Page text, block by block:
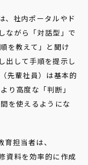
、社内ポータルやド
ながら「対話型」で
を教えて」と聞け
出して手順を提示し
先輩社員）は基本的
り高度な「判断」
を使えるようにな
育担当者は、
資料を効率的に作成